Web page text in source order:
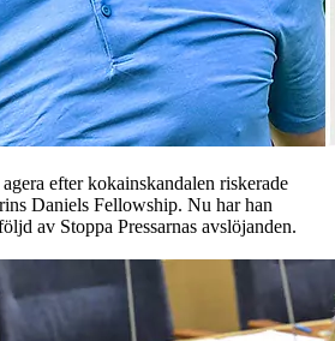
efter kokainskandalen riskerade
Daniels Fellowship. Nu har han
av Stoppa Pressarnas avslöjanden.